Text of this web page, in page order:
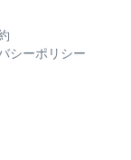
シーポリシー